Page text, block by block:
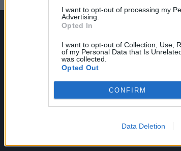
I want to opt-out of processing my
Advertising.
Opted In
I want to opt-out of Collection, Use,
of my Personal Data that Is
was collected.
Opted Out
CONFIRM
Data Deletion